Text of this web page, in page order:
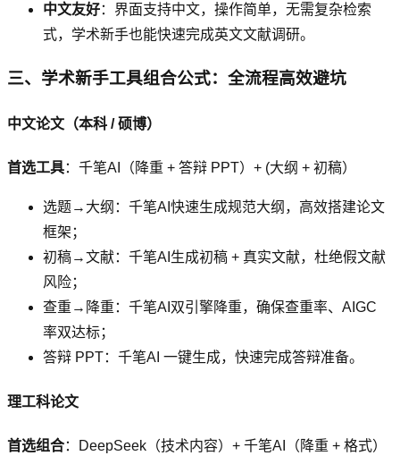
中文友好：界面支持中文，操作简单，无需复杂检索
式，学术新手也能快速完成英文文献调研。
三、学术新手工具组合公式：全流程高效避坑
中文论文（本科 / 硕博）
首选工具：千笔AI（降重 + 答辩 PPT）+ (大纲 + 初稿）
选题→大纲：千笔AI快速生成规范大纲，高效搭建论文
框架；
初稿→文献：千笔AI生成初稿 + 真实文献，杜绝假文献
风险；
查重→降重：千笔AI双引擎降重，确保查重率、AIGC
率双达标；
答辩 PPT：千笔AI 一键生成，快速完成答辩准备。
理工科论文
首选组合：DeepSeek（技术内容）+ 千笔AI（降重 + 格式）